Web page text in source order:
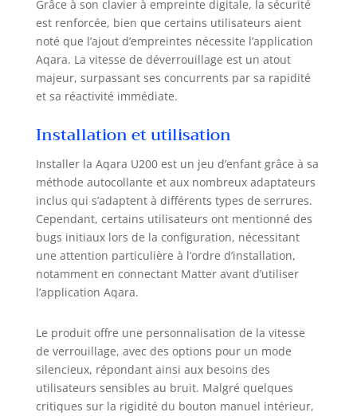
adapté à la serrure existante sans
aucun perçage ni vissage, ce qui en
fait une solution pratique et directe
pour améliorer la sécurité
domestique. La serrure connectée
est compatible avec les barillets à
scandinaves sélectionnés.
avec votre porte avant l'achat).
[Batterie Rechargeable pour la
Serrure Connectée] La serrure porte
d'entrée U200 est alimentée par des
batteries Li-Ion rechargeables d'une
autonomie s’élevant à 6 mois (basée
sur 8 actions quotidiennes de
déverrouillage/verrouillage par
empreinte digitale/NFC),
étendue. [Multiples Options
d'alimentation pour le Clavier] Le
clavier est compatible avec des
batteries AAA 1,5 V et offre des
capacités d'alimentation câblée*. Il
Grâce à son clavier à empreinte digitale, la sécurité
est renforcée, bien que certains utilisateurs aient
noté que l’ajout d’empreintes nécessite l’application
Aqara. La vitesse de déverrouillage est un atout
majeur, surpassant ses concurrents par sa rapidité
et sa réactivité immédiate.
Installation et utilisation
Installer la Aqara U200 est un jeu d’enfant grâce à sa
méthode autocollante et aux nombreux adaptateurs
inclus qui s’adaptent à différents types de serrures.
Cependant, certains utilisateurs ont mentionné des
bugs initiaux lors de la configuration, nécessitant
une attention particulière à l’ordre d’installation,
notamment en connectant Matter avant d’utiliser
l’application Aqara.
Le produit offre une personnalisation de la vitesse
de verrouillage, avec des options pour un mode
silencieux, répondant ainsi aux besoins des
utilisateurs sensibles au bruit. Malgré quelques
critiques sur la rigidité du bouton manuel intérieur,